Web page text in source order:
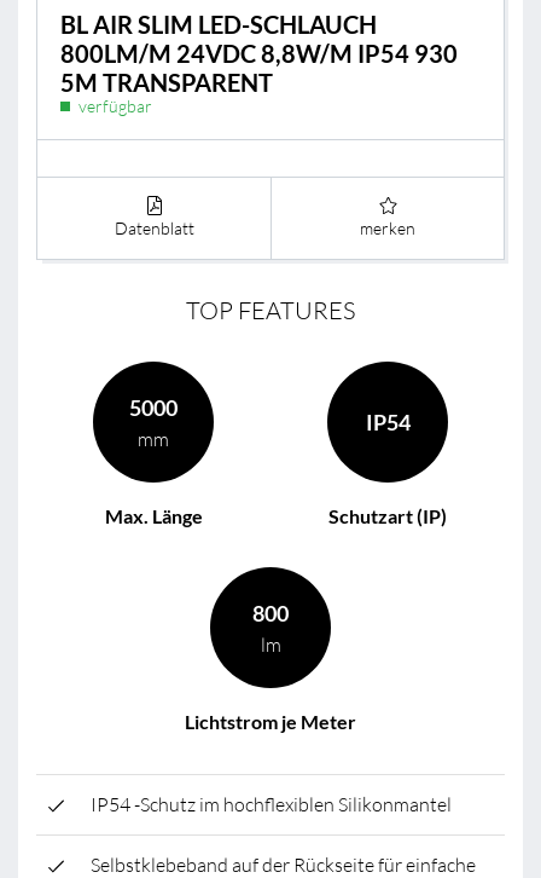
BL AIR SLIM LED-SCHLAUCH
800LM/M 24VDC 8,8W/M IP54 930
5M TRANSPARENT
verfügbar
Datenblatt merken
TOP FEATURES
5000
mm
Max. Länge
IP54
Schutzart (IP)
800
lm
Lichtstrom je Meter
IP54 -Schutz im hochflexiblen Silikonmantel
Selbstklebeband auf der Rückseite für einfache